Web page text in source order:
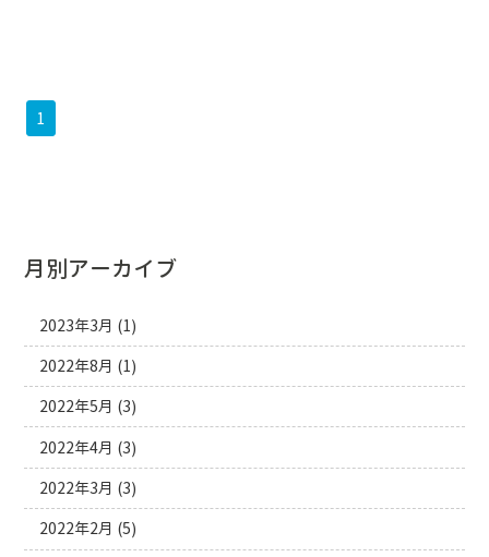
1
月別アーカイブ
2023年3月 (1)
2022年8月 (1)
2022年5月 (3)
2022年4月 (3)
2022年3月 (3)
2022年2月 (5)